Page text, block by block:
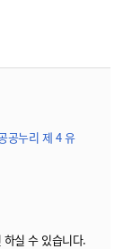
공누리 제 4 유
실 수 있습니다.